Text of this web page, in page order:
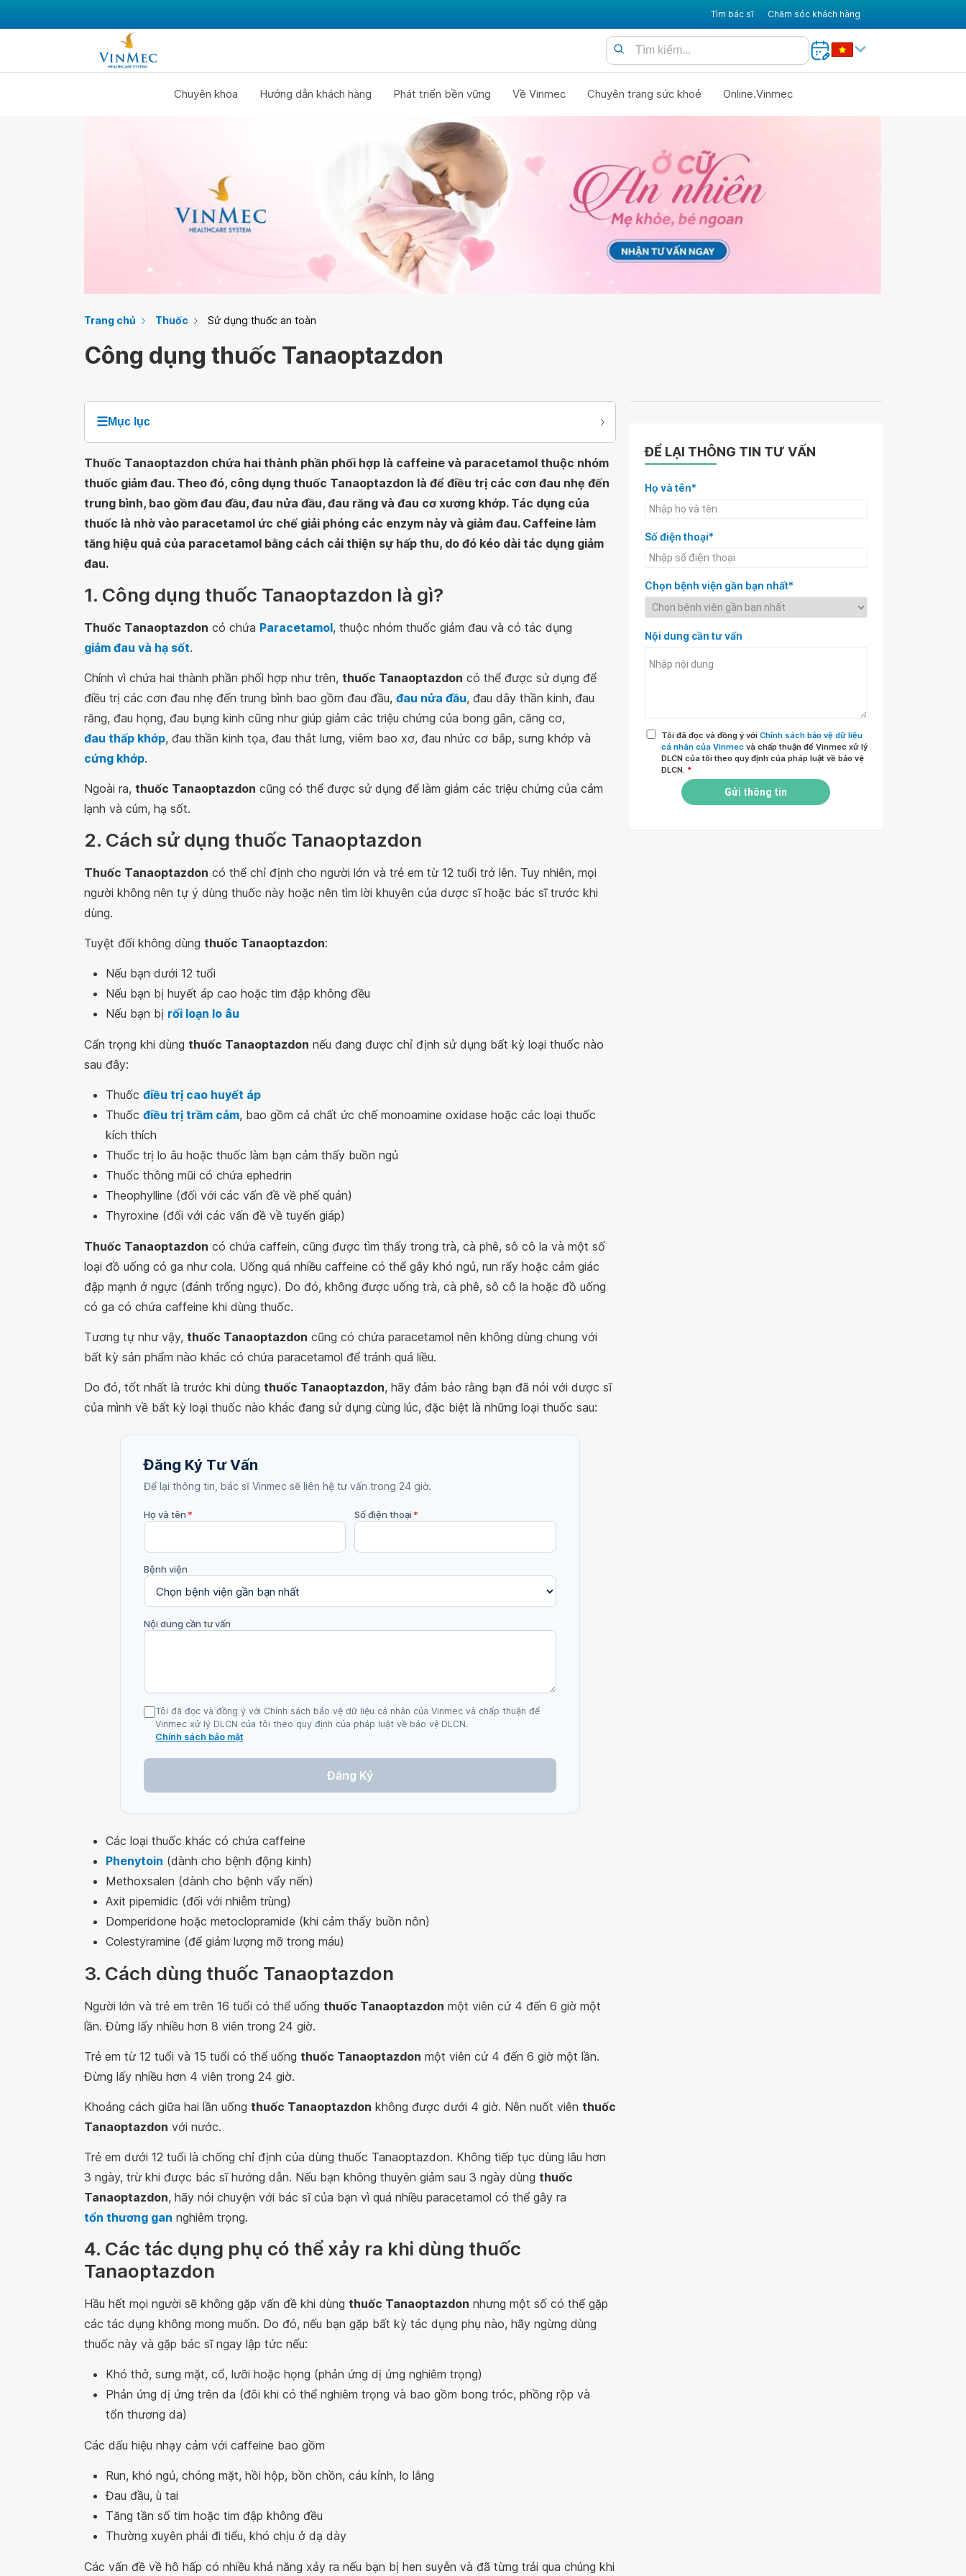
Tìm bác sĩ Chăm sóc khách hàng
Chuyên khoa Hướng dẫn khách hàng Phát triển bền vững Về Vinmec Chuyên trang sức khoẻ Online.Vinmec
Trang chủ Thuốc Sử dụng thuốc an toàn
Công dụng thuốc Tanaoptazdon
☰Mục lục
Thuốc Tanaoptazdon chứa hai thành phần phối hợp là caffeine và paracetamol thuộc nhóm
thuốc giảm đau. Theo đó, công dụng thuốc Tanaoptazdon là để điều trị các cơn đau nhẹ đến
trung bình, bao gồm đau đầu, đau nửa đầu, đau răng và đau cơ xương khớp. Tác dụng của
thuốc là nhờ vào paracetamol ức chế giải phóng các enzym này và giảm đau. Caffeine làm
tăng hiệu quả của paracetamol bằng cách cải thiện sự hấp thu, do đó kéo dài tác dụng giảm
đau.
1. Công dụng thuốc Tanaoptazdon là gì?
Thuốc Tanaoptazdon có chứa Paracetamol, thuộc nhóm thuốc giảm đau và có tác dụng
giảm đau và hạ sốt.
Chính vì chứa hai thành phần phối hợp như trên, thuốc Tanaoptazdon có thể được sử dụng để
điều trị các cơn đau nhẹ đến trung bình bao gồm đau đầu, đau nửa đầu, đau dây thần kinh, đau
răng, đau họng, đau bụng kinh cũng như giúp giảm các triệu chứng của bong gân, căng cơ,
đau thấp khớp, đau thần kinh tọa, đau thắt lưng, viêm bao xơ, đau nhức cơ bắp, sưng khớp và
cứng khớp.
Ngoài ra, thuốc Tanaoptazdon cũng có thể được sử dụng để làm giảm các triệu chứng của cảm
lạnh và cúm, hạ sốt.
2. Cách sử dụng thuốc Tanaoptazdon
Thuốc Tanaoptazdon có thể chỉ định cho người lớn và trẻ em từ 12 tuổi trở lên. Tuy nhiên, mọi
người không nên tự ý dùng thuốc này hoặc nên tìm lời khuyên của dược sĩ hoặc bác sĩ trước khi
dùng.
Tuyệt đối không dùng thuốc Tanaoptazdon:
Nếu bạn dưới 12 tuổi
Nếu bạn bị huyết áp cao hoặc tim đập không đều
Nếu bạn bị rối loạn lo âu
Cẩn trọng khi dùng thuốc Tanaoptazdon nếu đang được chỉ định sử dụng bất kỳ loại thuốc nào
sau đây:
Thuốc điều trị cao huyết áp
Thuốc điều trị trầm cảm, bao gồm cả chất ức chế monoamine oxidase hoặc các loại thuốc
kích thích
Thuốc trị lo âu hoặc thuốc làm bạn cảm thấy buồn ngủ
Thuốc thông mũi có chứa ephedrin
Theophylline (đối với các vấn đề về phế quản)
Thyroxine (đối với các vấn đề về tuyến giáp)
Thuốc Tanaoptazdon có chứa caffein, cũng được tìm thấy trong trà, cà phê, sô cô la và một số
loại đồ uống có ga như cola. Uống quá nhiều caffeine có thể gây khó ngủ, run rẩy hoặc cảm giác
đập mạnh ở ngực (đánh trống ngực). Do đó, không được uống trà, cà phê, sô cô la hoặc đồ uống
có ga có chứa caffeine khi dùng thuốc.
Tương tự như vậy, thuốc Tanaoptazdon cũng có chứa paracetamol nên không dùng chung với
bất kỳ sản phẩm nào khác có chứa paracetamol để tránh quá liều.
Do đó, tốt nhất là trước khi dùng thuốc Tanaoptazdon, hãy đảm bảo rằng bạn đã nói với dược sĩ
của mình về bất kỳ loại thuốc nào khác đang sử dụng cùng lúc, đặc biệt là những loại thuốc sau:
Đăng Ký Tư Vấn
Để lại thông tin, bác sĩ Vinmec sẽ liên hệ tư vấn trong 24 giờ.
Họ và tên* Số điện thoại*
Bệnh viện
Nội dung cần tư vấn
Tôi đã đọc và đồng ý với Chính sách bảo vệ dữ liệu cá nhân của Vinmec và chấp thuận để
Vinmec xử lý DLCN của tôi theo quy định của pháp luật về bảo vệ DLCN.
Chính sách bảo mật
Đăng Ký
Các loại thuốc khác có chứa caffeine
Phenytoin (dành cho bệnh động kinh)
Methoxsalen (dành cho bệnh vẩy nến)
Axit pipemidic (đối với nhiễm trùng)
Domperidone hoặc metoclopramide (khi cảm thấy buồn nôn)
Colestyramine (để giảm lượng mỡ trong máu)
3. Cách dùng thuốc Tanaoptazdon
Người lớn và trẻ em trên 16 tuổi có thể uống thuốc Tanaoptazdon một viên cứ 4 đến 6 giờ một
lần. Đừng lấy nhiều hơn 8 viên trong 24 giờ.
Trẻ em từ 12 tuổi và 15 tuổi có thể uống thuốc Tanaoptazdon một viên cứ 4 đến 6 giờ một lần.
Đừng lấy nhiều hơn 4 viên trong 24 giờ.
Khoảng cách giữa hai lần uống thuốc Tanaoptazdon không được dưới 4 giờ. Nên nuốt viên thuốc
Tanaoptazdon với nước.
Trẻ em dưới 12 tuổi là chống chỉ định của dùng thuốc Tanaoptazdon. Không tiếp tục dùng lâu hơn
3 ngày, trừ khi được bác sĩ hướng dẫn. Nếu bạn không thuyên giảm sau 3 ngày dùng thuốc
Tanaoptazdon, hãy nói chuyện với bác sĩ của bạn vì quá nhiều paracetamol có thể gây ra
tổn thương gan nghiêm trọng.
4. Các tác dụng phụ có thể xảy ra khi dùng thuốc
Tanaoptazdon
Hầu hết mọi người sẽ không gặp vấn đề khi dùng thuốc Tanaoptazdon nhưng một số có thể gặp
các tác dụng không mong muốn. Do đó, nếu bạn gặp bất kỳ tác dụng phụ nào, hãy ngừng dùng
thuốc này và gặp bác sĩ ngay lập tức nếu:
Khó thở, sưng mặt, cổ, lưỡi hoặc họng (phản ứng dị ứng nghiêm trọng)
Phản ứng dị ứng trên da (đôi khi có thể nghiêm trọng và bao gồm bong tróc, phồng rộp và
tổn thương da)
Các dấu hiệu nhạy cảm với caffeine bao gồm
Run, khó ngủ, chóng mặt, hồi hộp, bồn chồn, cáu kỉnh, lo lắng
Đau đầu, ù tai
Tăng tần số tim hoặc tim đập không đều
Thường xuyên phải đi tiểu, khó chịu ở dạ dày
Các vấn đề về hô hấp có nhiều khả năng xảy ra nếu bạn bị hen suyễn và đã từng trải qua chúng khi
ĐỂ LẠI THÔNG TIN TƯ VẤN
Họ và tên*
Số điện thoại*
Chọn bệnh viện gần bạn nhất*
Nội dung cần tư vấn
Tôi đã đọc và đồng ý với Chính sách bảo vệ dữ liệu
cá nhân của Vinmec và chấp thuận để Vinmec xử lý
DLCN của tôi theo quy định của pháp luật về bảo vệ
DLCN. *
Gửi thông tin